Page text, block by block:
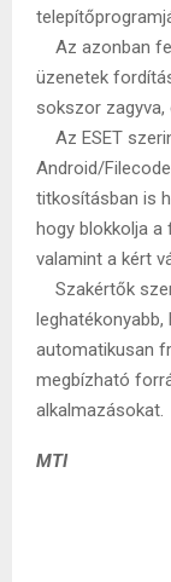
Az azonban
üzenetek
sokszor zagyva,
Az ESET
Android/
titkosításban is
hogy blokkolja a
valamint a kért
Szakértők
automatikusan
megbízható
alkalmazásokat.
MTI